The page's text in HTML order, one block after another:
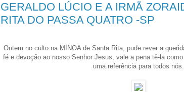
GERALDO LÚCIO E A IRMÃ
RITA DO PASSA QUATRO -SP
Ontem no culto na MINOA de Santa Rita, pude rever a
fé e devoção ao nosso Senhor Jesus, vale a pena tê-la
uma referência para todos nós.